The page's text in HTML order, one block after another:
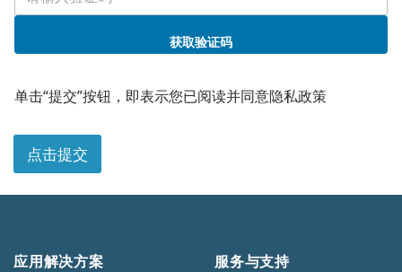
获取验证码
司
公
单击“提交”按钮，即表示您已阅读并同意隐私政策
点击提交
应用解决方案 服务与支持